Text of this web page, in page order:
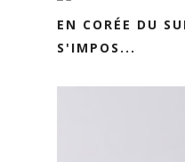
EN CORÉE DU
S'IMPOS...